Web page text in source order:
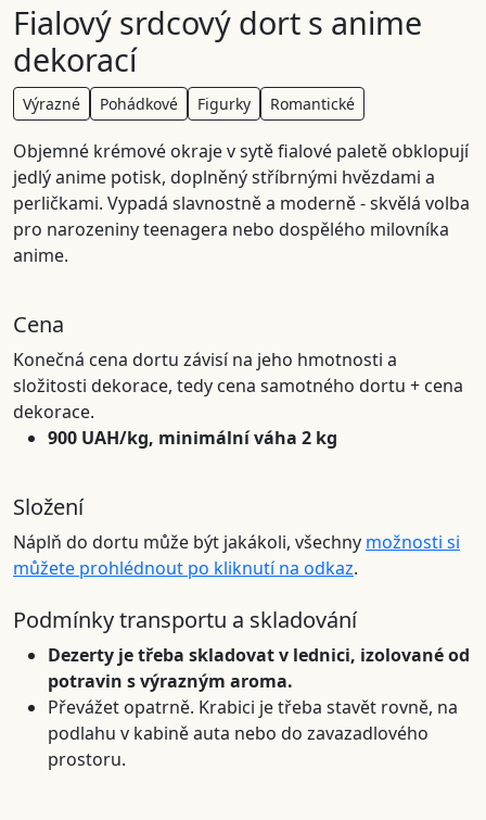
Fialový srdcový dort s anime
dekorací
Výrazné Pohádkové Figurky Romantické
Objemné krémové okraje v sytě fialové paletě obklopují
jedlý anime potisk, doplněný stříbrnými hvězdami a
perličkami. Vypadá slavnostně a moderně - skvělá volba
pro narozeniny teenagera nebo dospělého milovníka
anime.
Cena
Konečná cena dortu závisí na jeho hmotnosti a
složitosti dekorace, tedy cena samotného dortu + cena
dekorace.
900 UAH/kg, minimální váha 2 kg
Složení
Náplň do dortu může být jakákoli, všechny možnosti si
můžete prohlédnout po kliknutí na odkaz.
Podmínky transportu a skladování
Dezerty je třeba skladovat v lednici, izolované od
potravin s výrazným aroma.
Převážet opatrně. Krabici je třeba stavět rovně, na
podlahu v kabině auta nebo do zavazadlového
prostoru.